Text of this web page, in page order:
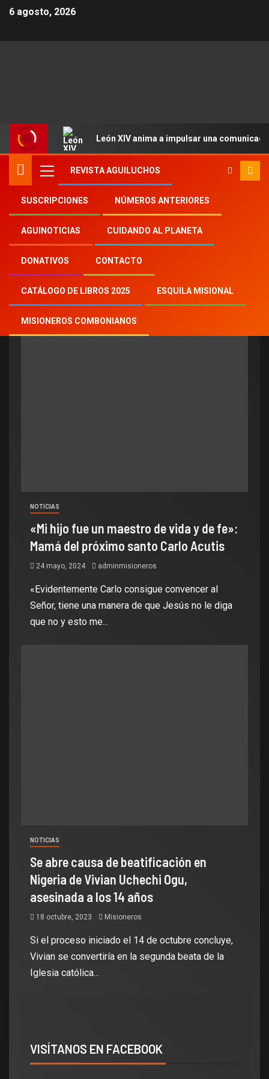
6 agosto, 2026
León XIV anima a impulsar una
REVISTA AGUILUCHOS
SUSCRIPCIONES NÚMEROS ANTERIORES
AGUINOTICIAS CUIDANDO AL PLANETA
DONATIVOS CONTACTO
CATÁLOGO DE LIBROS 2025 ESQUILA MISIONAL
MISIONEROS COMBONIANOS
Inicio Aguinoticias canonización
canonización
NOTICIAS
«Mi hijo fue un maestro de vida y de fe»:
Mamá del próximo santo Carlo Acutis
24 mayo, 2024 adminmisioneros
«Evidentemente Carlo consigue convencer al
Señor, tiene una manera de que Jesús no le diga
que no y esto me...
NOTICIAS
Se abre causa de beatificación en
Nigeria de Vivian Uchechi Ogu,
asesinada a los 14 años
18 octubre, 2023 Misioneros
Si el proceso iniciado el 14 de octubre concluye,
Vivian se convertiría en la segunda beata de la
Iglesia católica...
VISÍTANOS EN FACEBOOK